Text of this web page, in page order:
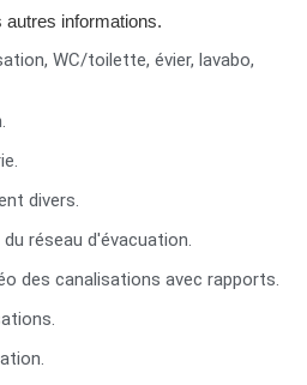
autres informations.
WC/toilette, évier, lavabo,
divers.
réseau d'évacuation.
des canalisations avec rapports.